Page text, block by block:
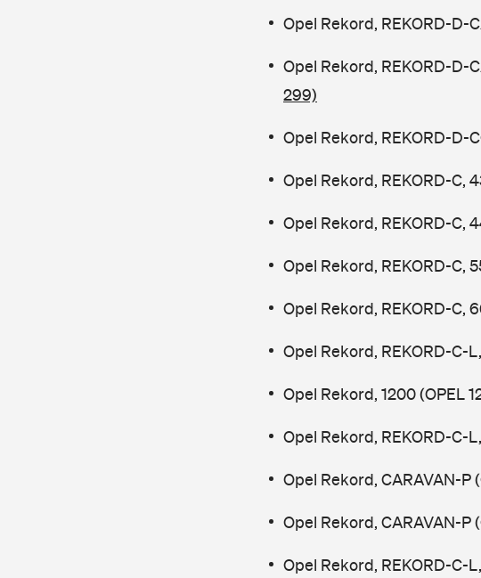
Opel Rekord, REKORD-D-
Opel Rekord, REKORD-D-
299)
Opel Rekord, REKORD-D-
Opel Rekord, REKORD-C,
Opel Rekord, REKORD-C,
Opel Rekord, REKORD-C,
Opel Rekord, REKORD-C,
Opel Rekord, REKORD-C-
Opel Rekord, 1200 (OPEL
Opel Rekord, REKORD-C-
Opel Rekord, CARAVAN-P
Opel Rekord, CARAVAN-P
Opel Rekord, REKORD-C-